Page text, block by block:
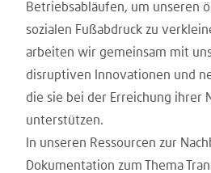
Betriebsabläufen, um unseren
sozialen Fußabdruck zu
arbeiten wir gemeinsam mit
disruptiven Innovationen und
die sie bei der Erreichung ihrer
unterstützen.
In unseren Ressourcen zur
Dokumentation zum Thema